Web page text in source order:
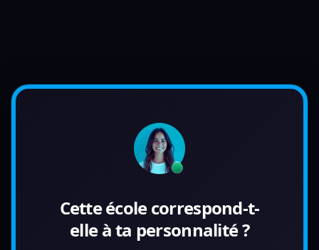
Cette école correspond-t-
elle à ta personnalité ?